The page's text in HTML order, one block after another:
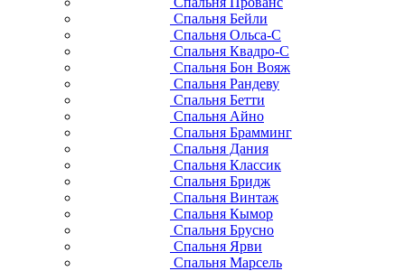
Спальня Бейли
Спальня Ольса-С
Спальня Квадро-С
Спальня Бон Вояж
Спальня Рандеву
Спальня Бетти
Спальня Айно
Спальня Брамминг
Спальня Дания
Спальня Классик
Спальня Бридж
Спальня Винтаж
Спальня Кымор
Спальня Брусно
Спальня Ярви
Спальня Марсель